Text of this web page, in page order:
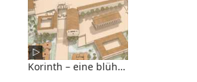
Korinth – eine blühende Metropole